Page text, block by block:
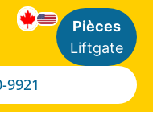
9921
Pièces
Liftgate